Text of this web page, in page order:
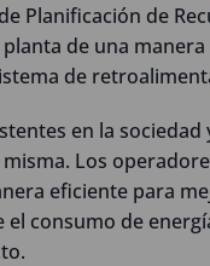
Planificación de
de una
de
en la sociedad
Los
eficiente para
consumo de